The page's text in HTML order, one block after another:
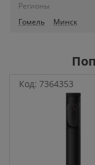
Регионы
Гомель
Минск
Код: 7364353